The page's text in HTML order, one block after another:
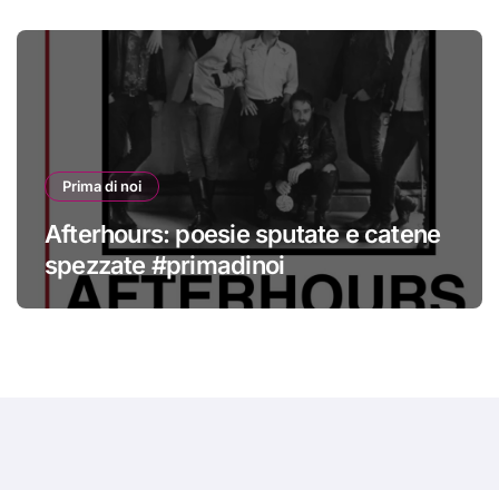
Prima di noi
Afterhours: poesie sputate e catene
spezzate #primadinoi